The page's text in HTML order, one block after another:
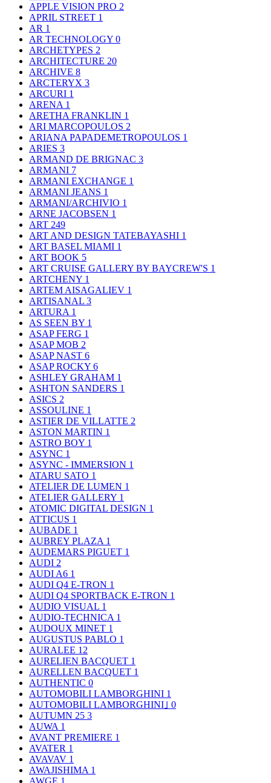
APPLE VISION PRO 2
APRIL STREET 1
AR 1
AR TECHNOLOGY 0
ARCHETYPES 2
ARCHITECTURE 20
ARCHIVE 8
ARCTERYX 3
ARCURI 1
ARENA 1
ARETHA FRANKLIN 1
ARI MARCOPOULOS 2
ARIANA PAPADEMETROPOULOS 1
ARIES 3
ARMAND DE BRIGNAC 3
ARMANI 7
ARMANI EXCHANGE 1
ARMANI JEANS 1
ARMANI/ARCHIVIO 1
ARNE JACOBSEN 1
ART 249
ART AND DESIGN TATEBAYASHI 1
ART BASEL MIAMI 1
ART BOOK 5
ART CRUISE GALLERY BY BAYCREW'S 1
ARTCHENY 1
ARTEM AISAGALIEV 1
ARTISANAL 3
ARTURA 1
AS SEEN BY 1
ASAP FERG 1
ASAP MOB 2
ASAP NAST 6
ASAP ROCKY 6
ASHLEY GRAHAM 1
ASHTON SANDERS 1
ASICS 2
ASSOULINE 1
ASTIER DE VILLATTE 2
ASTON MARTIN 1
ASTRO BOY 1
ASYNC 1
ASYNC - IMMERSION 1
ATARU SATO 1
ATELIER DE LUMEN 1
ATELIER GALLERY 1
ATOMIC DIGITAL DESIGN 1
ATTICUS 1
AUBADE 1
AUBREY PLAZA 1
AUDEMARS PIGUET 1
AUDI 2
AUDI A6 1
AUDI Q4 E-TRON 1
AUDI Q4 SPORTBACK E-TRON 1
AUDIO VISUAL 1
AUDIO-TECHNICA 1
AUDOUX MINET 1
AUGUSTUS PABLO 1
AURALEE 12
AURELIEN BACQUET 1
AURELLEN BACQUET 1
AUTHENTIC 0
AUTOMOBILI LAMBORGHINI 1
AUTOMOBILI LAMBORGHINI｣ 0
AUTUMN 25 3
AUWA 1
AVANT PREMIERE 1
AVATER 1
AVAVAV 1
AWAJISHIMA 1
AWGE 1